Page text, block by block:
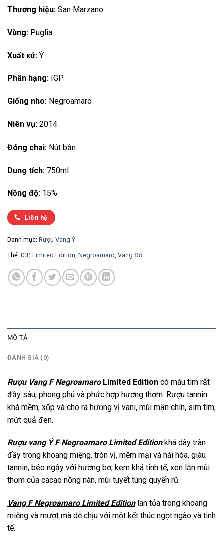
Thương hiệu: San Marzano
Vùng: Puglia
Xuất xứ: Ý
Phân hạng: IGP
Giống nho: Negroamaro
Niên vụ: 2014
Đóng chai: Nút bần
Dung tích: 750ml
Nồng độ: 15%
Liên hệ
Danh mục: Rượu Vang Ý
Thẻ: IGP, Limited Edition Negroamaro Vang Đỏ
MÔ TẢ
ĐÁNH GIÁ (0)
Rượu Vang F NegroamaroLimited Edition có màu tím rất
đầy sâu, phong phú và phức hợp hương thơm. Rượu tannin
khá mềm, xốp và cho ra hương vị vani, mùi mận chín, sim tím,
mứt quả đen.
Rượu vang Ý F Negroamaro Limited Editionkhá dày tràn
đầy trong khoang miệng, tròn vị, mềm mại và hài hòa, giàu
tannin, béo ngậy với hương bơ, kem khá tinh tế, xen lẫn mùi
thơm của cacao nồng nàn, mùi tuyết tùng quyến rũ.
Vang F Negroamaro Limited Editionlan tỏa trong khoang
miệng và mượt mà dễ chịu với một kết thúc ngọt ngào và tinh
tế.